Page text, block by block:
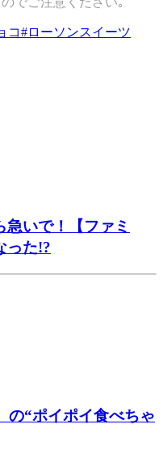
コ#ローソンスイーツ
急いで！【ファミ
った!?
の“ポイポイ食べちゃ